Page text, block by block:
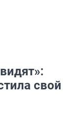
свой